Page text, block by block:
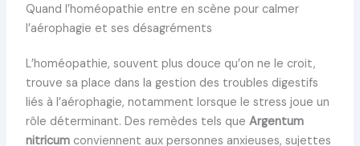
Quand l’homéopathie entre en scène pour calmer
l’aérophagie et ses désagréments
L’homéopathie, souvent plus douce qu’on ne le croit,
trouve sa place dans la gestion des troubles digestifs
liés à l’aérophagie, notamment lorsque le stress joue un
rôle déterminant. Des remèdes tels que Argentum
nitricumconviennent aux personnes anxieuses, sujettes